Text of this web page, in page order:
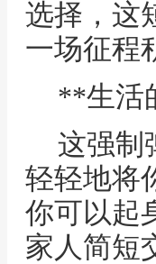
选择，这
一场征程
**生活
这强制
轻轻地将
你可以起
家人简短